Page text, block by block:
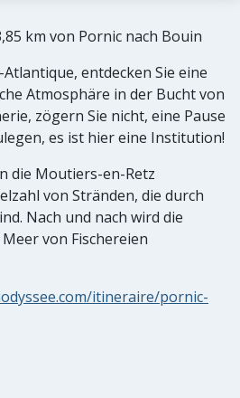
km von Pornic nach Bouin
entdecken Sie eine
Atmosphäre in der Bucht von
zögern Sie nicht, eine Pause
es ist hier eine Institution!
die Moutiers-en-Retz
von Stränden, die durch
Nach und nach wird die
von Fischereien
itineraire/pornic-